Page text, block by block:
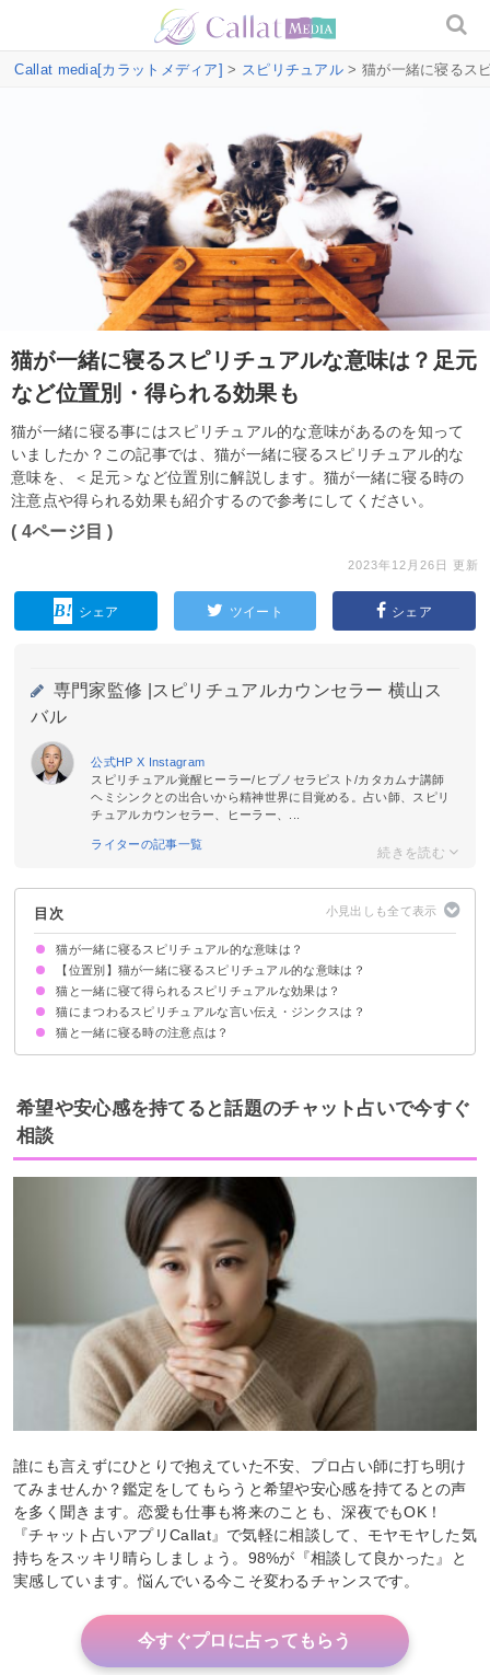
Callat media[カラットメディア] > スピリチュアル > 猫が一緒に寝るス
猫が一緒に寝るスピリチュアルな意味は？足元
など位置別・得られる効果も
猫が一緒に寝る事にはスピリチュアル的な意味があるのを知って
いましたか？この記事では、猫が一緒に寝るスピリチュアル的な
意味を、＜足元＞など位置別に解説します。猫が一緒に寝る時の
注意点や得られる効果も紹介するので参考にしてください。
( 4ページ目 )
2023年12月26日 更新
シェア ツイート シェア
専門家監修 |
スピリチュアルカウンセラー 横山ス
バル
公式HP X Instagram
スピリチュアル覚醒ヒーラー/ヒプノセラピスト/カタカムナ講師
ヘミシンクとの出合いから精神世界に目覚める。占い師、スピリ
チュアルカウンセラー、ヒーラー、...
ライターの記事一覧
目次
猫が一緒に寝るスピリチュアル的な意味は？
①癒しをもたらそうとしている
②仲間だと伝えている
③守ろうと思われている
④あなたとの波動が合っている
⑤近づく邪気を祓おうとしている
⑥神様からのメッセージを伝えている
【位置別】猫が一緒に寝るスピリチュアル的な意味は？
猫が足元で寝る場合
猫が腕枕で寝る場合
猫が顔の近くで寝る場合
猫がお腹の上で寝る場合
猫と一緒に寝て得られるスピリチュアルな効果は？
幸福感
魂の浄化
幸運を呼び寄せる
鋭い感覚
邪気祓い
波動の安定
猫にまつわるスピリチュアルな言い伝え・ジンクスは？
猫は飼い主を選ぶ
猫は神様の遣いである
野良猫が玄関にいたら幸運が訪れるサイン
猫と一緒に寝る時の注意点は？
密着しすぎない
衛生環境に気を付ける
近くに猫用のトイレを準備しておく
希望や安心感を持てると話題のチャット占いで今すぐ
相談
誰にも言えずにひとりで抱えていた不安、プロ占い師に打ち明け
てみませんか？鑑定をしてもらうと希望や安心感を持てるとの声
を多く聞きます。恋愛も仕事も将来のことも、深夜でもOK！
『チャット占いアプリCallat』で気軽に相談して、モヤモヤした気
持ちをスッキリ晴らしましょう。98%が『相談して良かった』と
実感しています。悩んでいる今こそ変わるチャンスです。
今すぐプロに占ってもらう